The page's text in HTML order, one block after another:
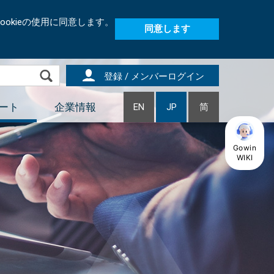
の使用に同意します。
同意します
登録 / メンバーログイン
ト 企業情報 EN JP 简
Gowin
WIKI